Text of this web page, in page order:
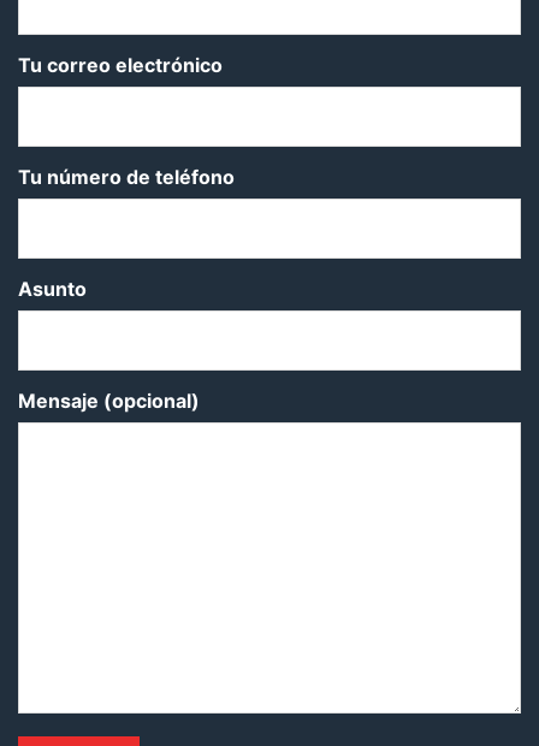
Tu correo electrónico
Tu número de teléfono
Asunto
Mensaje (opcional)